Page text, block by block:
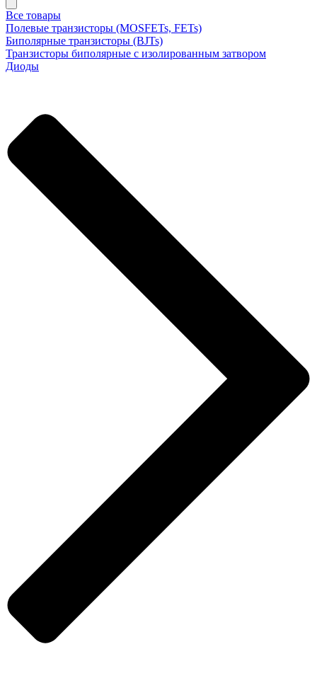
Все товары
Полевые транзисторы (MOSFETs, FETs)
Биполярные транзисторы (BJTs)
Транзисторы биполярные с изолированным затвором
Диоды